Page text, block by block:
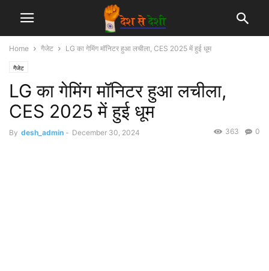
Home गैजेट LG का गेमिंग मॉनिटर हुआ लचीला, CES 2025 में हुई धूम
गैजेट
LG का गेमिंग मॉनिटर हुआ लचीला,
CES 2025 में हुई धूम
By desh_admin - December 30, 2024 0
363